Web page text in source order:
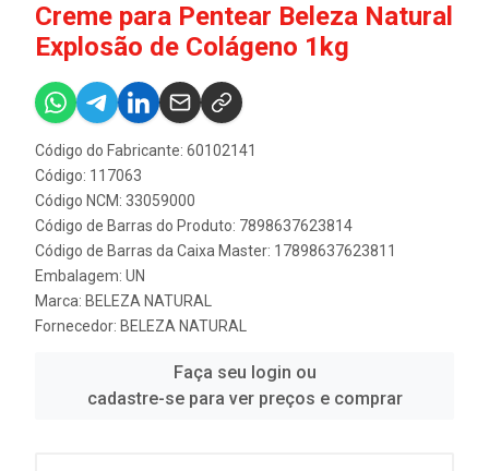
Creme para Pentear Beleza Natural
Explosão de Colágeno 1kg
Código do Fabricante: 60102141
Código: 117063
Código NCM: 33059000
Código de Barras do Produto: 7898637623814
Código de Barras da Caixa Master: 17898637623811
Embalagem: UN
Marca: BELEZA NATURAL
Fornecedor: BELEZA NATURAL
Faça seu login ou
cadastre-se para ver preços e comprar